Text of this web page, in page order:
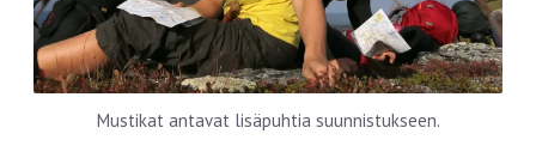
Mustikat antavat lisäpuhtia suunnistukseen.